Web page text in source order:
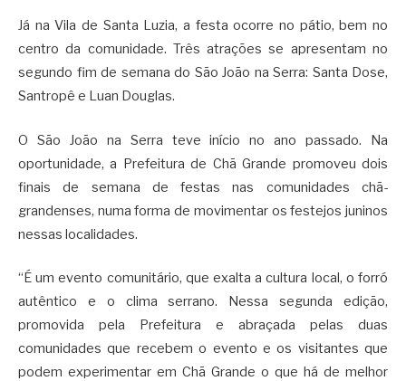
Já na Vila de Santa Luzia, a festa ocorre no pátio, bem no
centro da comunidade. Três atrações se apresentam no
segundo fim de semana do São João na Serra: Santa Dose,
Santropê e Luan Douglas.
O São João na Serra teve início no ano passado. Na
oportunidade, a Prefeitura de Chã Grande promoveu dois
finais de semana de festas nas comunidades chã-
grandenses, numa forma de movimentar os festejos juninos
nessas localidades.
“É um evento comunitário, que exalta a cultura local, o forró
autêntico e o clima serrano. Nessa segunda edição,
promovida pela Prefeitura e abraçada pelas duas
comunidades que recebem o evento e os visitantes que
podem experimentar em Chã Grande o que há de melhor